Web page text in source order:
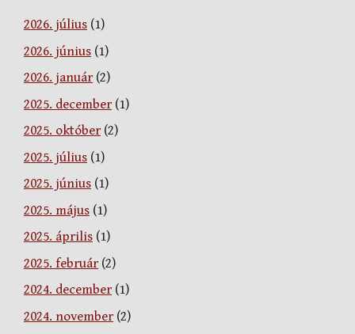
2026. július (1)
2026. június (1)
2026. január(2)
2025. december(1)
2025. október(2)
2025. július (1)
2025. június (1)
2025. május (1)
2025. április (1)
2025. február(2)
2024. december(1)
2024. november(2)